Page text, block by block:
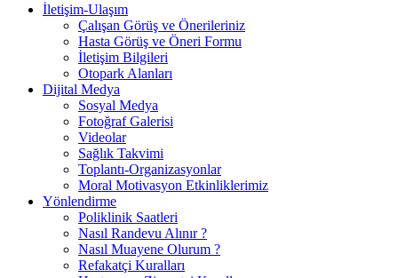
İletişim-Ulaşım
Çalışan Görüş ve Önerileriniz
Hasta Görüş ve Öneri Formu
İletişim Bilgileri
Otopark Alanları
Dijital Medya
Sosyal Medya
Fotoğraf Galerisi
Videolar
Sağlık Takvimi
Toplantı-Organizasyonlar
Moral Motivasyon Etkinliklerimiz
Yönlendirme
Poliklinik Saatleri
Nasıl Randevu Alınır ?
Nasıl Muayene Olurum ?
Refakatçi Kuralları